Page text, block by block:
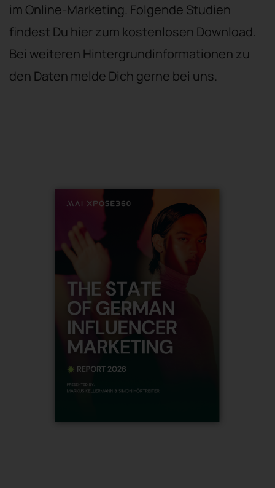
im Online-Marketing. Folgende Studien
findest Du hier zum kostenlosen Download.
Bei weiteren Hintergrundinformationen zu
den Daten melde Dich gerne bei uns.